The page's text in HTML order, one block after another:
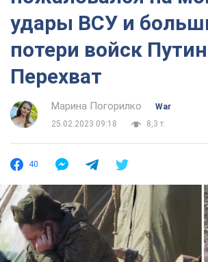
удары ВСУ и
потери войск
Перехват
Марина Погорилко
War
25.02.2023 09:18
8,3 т.
40